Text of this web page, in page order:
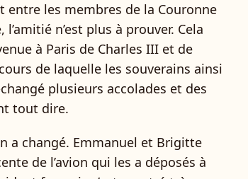
entre les membres de la Couronne
n’est plus à prouver. Cela
à Paris de Charles III et de
de laquelle les souverains ainsi
plusieurs accolades et des
tout dire.
a changé. Emmanuel et Brigitte
de l’avion qui les a déposés à